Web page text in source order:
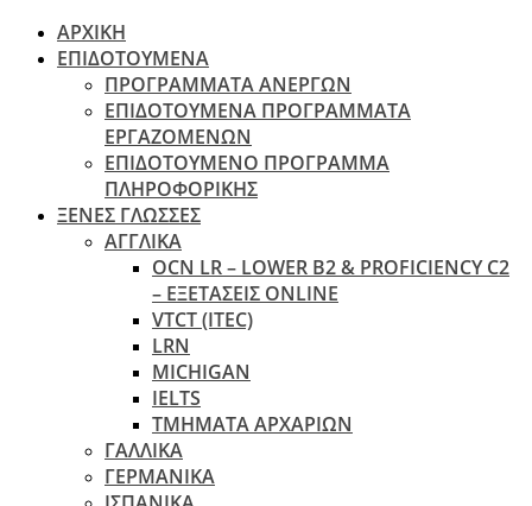
ΑΡΧΙΚΗ
ΕΠΙΔΟΤΟΥΜΕΝΑ
ΠΡΟΓΡΑΜΜΑΤΑ ΑΝΕΡΓΩΝ
ΕΠΙΔΟΤΟΥΜΕΝΑ ΠΡΟΓΡΑΜΜΑΤΑ
ΕΡΓΑΖΟΜΕΝΩΝ
ΕΠΙΔΟΤΟΥΜΕΝΟ ΠΡΟΓΡΑΜΜΑ
ΠΛΗΡΟΦΟΡΙΚΗΣ
ΞΕΝΕΣ ΓΛΩΣΣΕΣ
ΑΓΓΛΙΚΑ
OCN LR – LOWER B2 & PROFICIENCY C2
– ΕΞΕΤΆΣΕΙΣ ONLINE
VTCT (ITEC)
LRN
MICHIGAN
IELTS
ΤΜΗΜΑΤΑ ΑΡΧΑΡΙΩΝ
ΓΑΛΛΙΚΑ
ΓΕΡΜΑΝΙΚΑ